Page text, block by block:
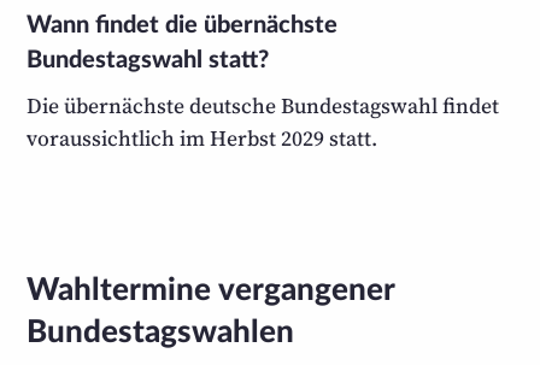
Wann findet die übernächste
Bundestagswahl statt?
Die übernächste deutsche Bundestagswahl findet
voraussichtlich im Herbst 2029 statt.
Wahltermine vergangener
Bundestagswahlen